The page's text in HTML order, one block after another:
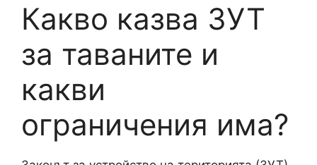
Какво казва ЗУТ
за таваните и
какви
ограничения има?